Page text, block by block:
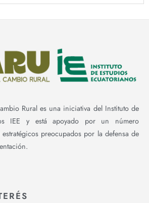
Rural es una iniciativa del Instituto de
IEE y está apoyado por un número
preocupados por la defensa de